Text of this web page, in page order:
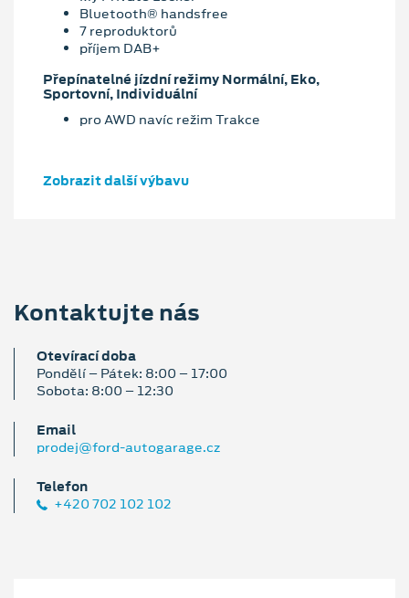
Bluetooth® handsfree
7 reproduktorů
příjem DAB+
Přepínatelné jízdní režimy Normální, Eko,
Sportovní, Individuální
pro AWD navíc režim Trakce
Zobrazit další výbavu
Kontaktujte nás
Otevírací doba
Pondělí – Pátek: 8:00 – 17:00
Sobota: 8:00 – 12:30
Email
prodej@ford-autogarage.cz
Telefon
+420 702 102 102